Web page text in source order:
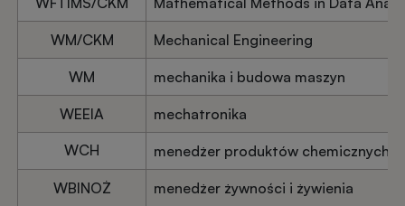
WM/CKM Mechanical Engineering
WM mechanika i budowa maszyn
WEEIA
mechatronika
WCH
menedżer produktów chemicznych
WBINOŻ menedżer żywności i żywienia